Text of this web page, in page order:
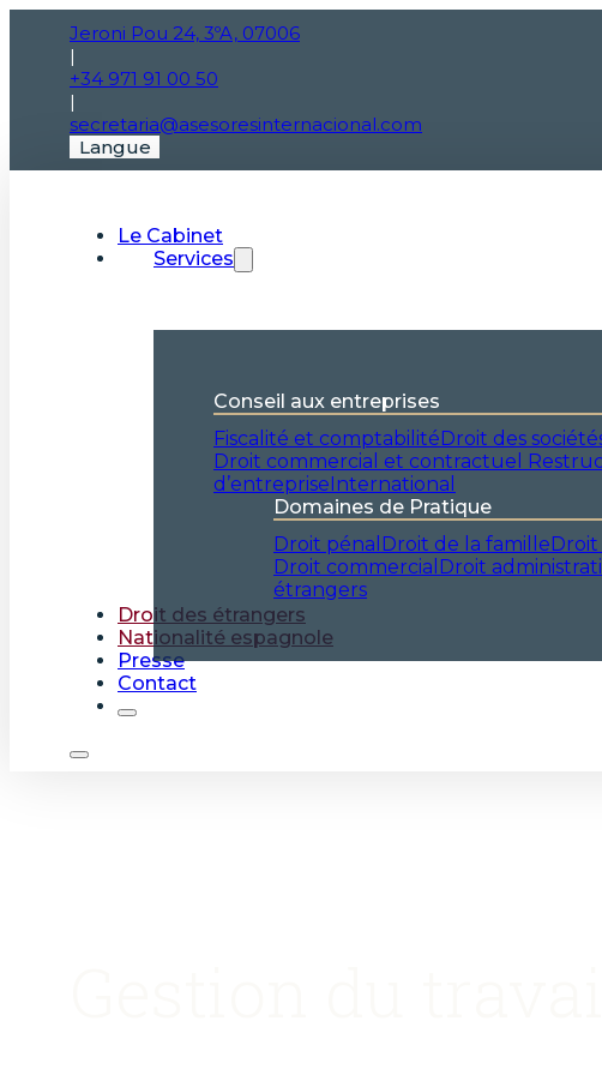
Jeroni Pou 24, 3ºA, 07006
|
+34 971 91 00 50
|
secretaria@asesoresinternacional.com
Langue
Le Cabinet
Services
Conseil aux entreprises
Fiscalité et comptabilitéDroit des
Droit commercial et contractuel
d’entrepriseInternational
Domaines de Pratique
Droit pénal Droit de la familleDroit
Droit commercial Droit
étrangers
Droit des étrangers
Nationalité espagnole
Presse
Contact